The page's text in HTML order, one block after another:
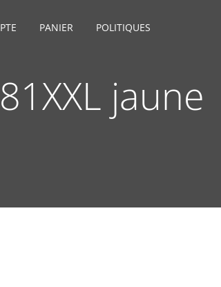
PANIER POLITIQUES
jaune